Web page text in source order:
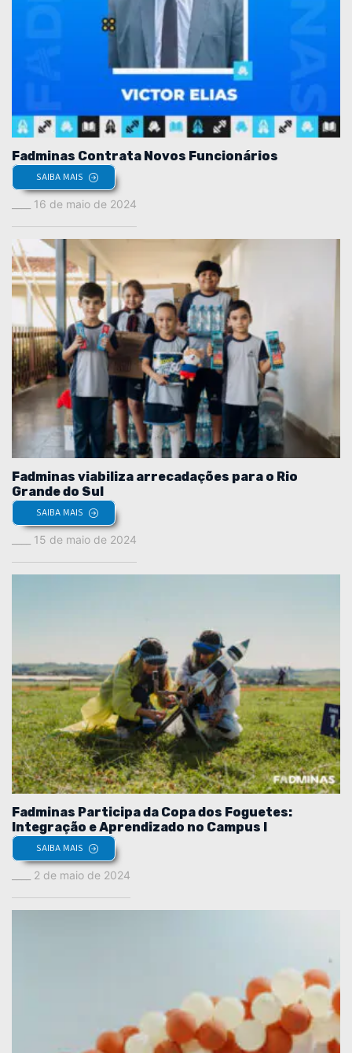
Fadminas Contrata Novos Funcionários
SAIBA MAIS
16 de maio de 2024
Fadminas viabiliza arrecadações para o Rio
Grande do Sul
SAIBA MAIS
15 de maio de 2024
Fadminas Participa da Copa dos Foguetes:
Integração e Aprendizado no Campus I
SAIBA MAIS
2 de maio de 2024